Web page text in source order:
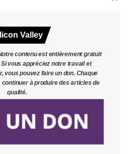
Valley
contenu est entièrement gratuit
vous appréciez notre travail et
vous pouvez faire un don. Chaque
à produire des articles de
qualité.